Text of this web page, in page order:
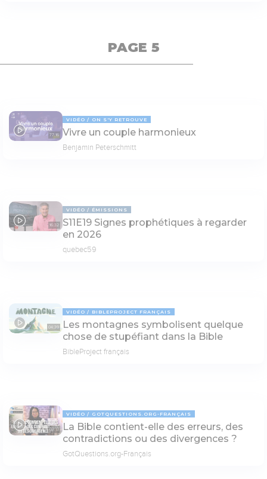
PAGE 5
77:16
VIDÉO ON S'Y RETROUVE
Vivre un couple harmonieux
Benjamin Peterschmitt
16:32
VIDÉO ÉMISSIONS
S11E19 Signes prophétiques à regarder
en 2026
quebec59
04:39
VIDÉO BIBLEPROJECT FRANÇAIS
Les montagnes symbolisent quelque
chose de stupéfiant dans la Bible
BibleProject français
03:13
VIDÉO GOTQUESTIONS.ORG-FRANÇAIS
La Bible contient-elle des erreurs, des
contradictions ou des divergences ?
GotQuestions.org-Français